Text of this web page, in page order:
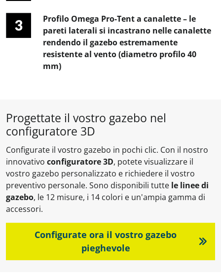
Profilo Omega Pro-Tent a canalette – le
pareti laterali si incastrano nelle canalette
rendendo il gazebo estremamente
resistente al vento (diametro profilo 40
mm)
Progettate il vostro gazebo nel
configuratore 3D
Configurate il vostro gazebo in pochi clic. Con il nostro
innovativo configuratore 3D, potete visualizzare il
vostro gazebo personalizzato e richiedere il vostro
preventivo personale. Sono disponibili tutte le linee di
gazebo, le 12 misure, i 14 colori e un'ampia gamma di
accessori.
Configurate ora il vostro gazebo
pieghevole